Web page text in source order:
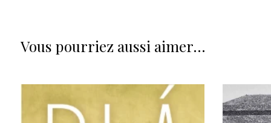
Vous pourriez aussi aimer…